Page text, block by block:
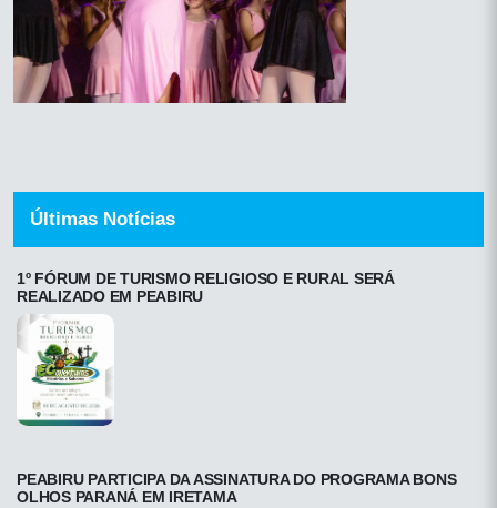
Últimas Notícias
1º FÓRUM DE TURISMO RELIGIOSO E RURAL SERÁ
REALIZADO EM PEABIRU
PEABIRU PARTICIPA DA ASSINATURA DO PROGRAMA BONS
OLHOS PARANÁ EM IRETAMA